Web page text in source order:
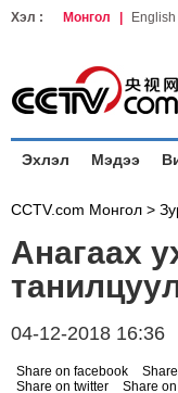
Хэл : Монгол English
Эхлэл Мэдээ
CCTV.com Монгол >
Анагаах
04-12-2018 16:36
Share on facebook
Share on twitter
Share